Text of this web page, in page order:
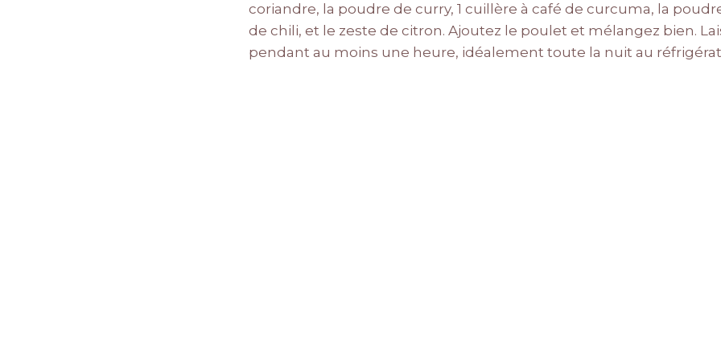
coriandre, la poudre de curry, 1 cuillère à café de curcuma, la
de chili, et le zeste de citron. Ajoutez le poulet et mélangez bien.
pendant au moins une heure, idéalement toute la nuit au